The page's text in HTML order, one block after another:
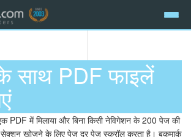
साथ PDF फाइलें
PDF में मिलाया और बिना किसी नेविगेशन के 200 पेज की
सेक्शन खोजने के लिए पेज दर पेज स्क्रॉल करता है। बुकमार्क